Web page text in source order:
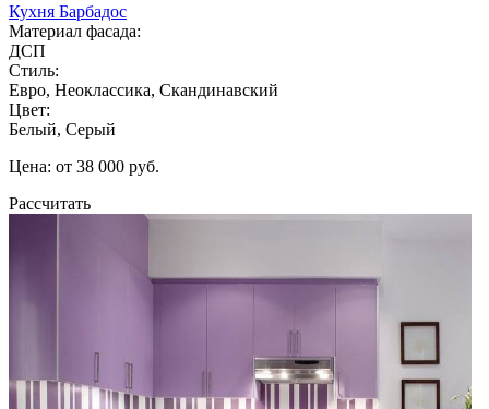
Кухня Барбадос
Материал фасада:
ДСП
Стиль:
Евро, Неоклассика, Скандинавский
Цвет:
Белый, Серый
Цена: от 38 000 руб.
Рассчитать